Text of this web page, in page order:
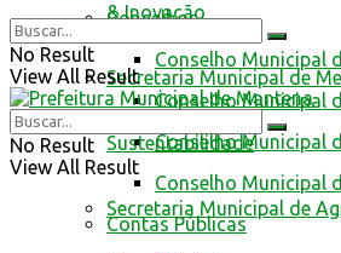
Conselhos
Conselho Municipal
Conselho Municipal
Conselho Municipal
Conselho Municipal
Contas Públicas
& Inovação
Secretaria Municipal de
Sustentabilidade
Secretaria Municipal de
No Result
View All Result
No Result
View All Result